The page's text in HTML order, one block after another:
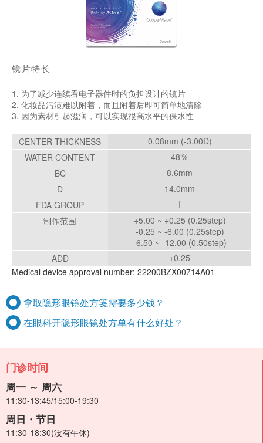
镜片特长
1. 为了减少连续看电子器件时的负担设计的镜片
2. 化妆品污渍难以附着，而且附着后即可简单地清除
3. 因为素材引起滋润，可以实现很高水平的保水性
CENTER THICKNESS
0.08mm (-3.00D)
WATER CONTENT
48％
BC
8.6mm
D
14.0mm
FDA GROUP
I
制作范围
+5.00 ~ +0.25 (0.25step)
-0.25 ~ -6.00 (0.25step)
-6.50 ~ -12.00 (0.50step)
ADD
+0.25
Medical device approval number: 22200BZX00714A01
拿取隐形眼镜处方笺需要多少钱？
在眼科开隐形眼镜处方单有什么好处？
门诊时间
周一 ～ 周六
11:30-13:45/15:00-19:30
周日・节日
11:30-18:30(没有午休)